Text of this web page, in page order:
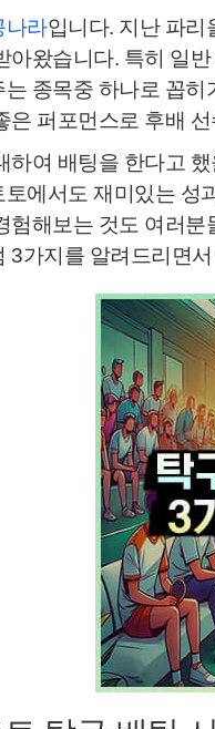
나라입니다. 지난 파리
아왔습니다. 특히 일
종목중 하나로 꼽히
은 퍼포먼스로 후배
하여 배팅을 한다고
에서도 재미있는 성
험해보는 것도 여러
3가지를 알려드리면